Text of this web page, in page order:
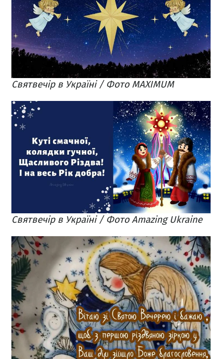
Святвечір в Україні / Фото MAXIMUM
Святвечір в Україні / Фото Amazing Ukraine